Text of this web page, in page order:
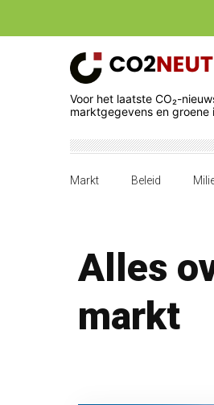
Voor het laatste CO₂-
marktgegevens en groene
Markt Beleid
Alles
markt